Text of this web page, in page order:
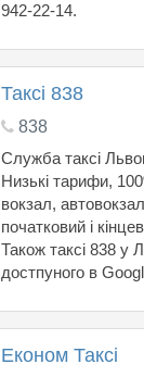
942-22-14.
Таксі 838
838
Служба таксі
Низькі тарифи,
вокзал,
початковий і
Також таксі 838 у
достпуного в
Економ Таксі